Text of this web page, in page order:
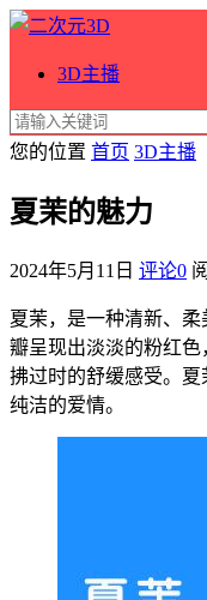
3D主播
您的位置 首页 3D主播
夏茉的魅力
2024年5月11日 评论0
夏茉，是一种清新、
瓣呈现出淡淡的粉红
拂过时的舒缓感受。夏
纯洁的爱情。